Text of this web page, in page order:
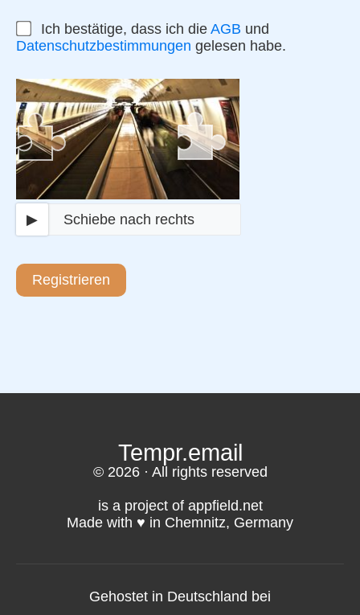
Ich bestätige, dass ich die AGB und
Datenschutzbestimmungen gelesen habe.
▶ Schiebe nach rechts
Registrieren
Tempr.email
© 2026 · All rights reserved
is a project of appfield.net
Made with ♥️ in Chemnitz, Germany
Gehostet in Deutschland bei